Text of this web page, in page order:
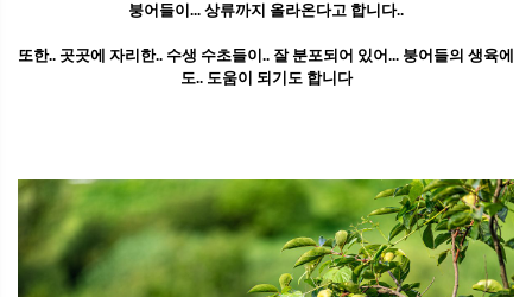
붕어들이... 상류까지 올라온다고 합니다..
또한.. 곳곳에 자리한.. 수생 수초들이.. 잘 분포되어 있어... 붕어들의 생육에
도.. 도움이 되기도 합니다